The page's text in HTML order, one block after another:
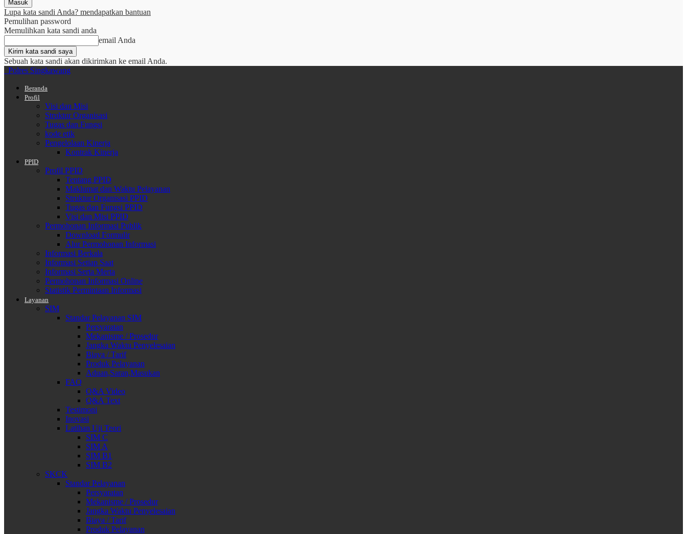
Lupa kata sandi Anda? mendapatkan bantuan
Pemulihan password
Memulihkan kata sandi anda
email Anda
Sebuah kata sandi akan dikirimkan ke email Anda.
Polres Singkawang
Beranda
Profil
Visi dan Misi
Struktur Organisasi
Tugas dan Fungsi
kode etik
Pengelolaan Kinerja
Kontrak Kinerja
PPID
Profil PPID
Tentang PPID
Maklumat dan Waktu Pelayanan
Struktur Organisasi PPID
Tugas dan Fungsi PPID
Visi dan Misi PPID
Permohonan Informasi Publik
Download Formulir
Alur Permohonan Informasi
Informasi Berkala
Informasi Setiap Saat
Informasi Serta Merta
Permohonan Informasi Online
Statistik Permintaan Informasi
Layanan
SIM
Standar Pelayanan SIM
Persyaratan
Mekanisme / Prosedur
Jangka Waktu Penyelesaian
Biaya / Tarif
Produk Pelayanan
Aduan,Saran,Masukan
FAQ
Q&A Video
Q&A Text
Testimoni
Inovasi
Latihan Uji Teori
SIM C
SIM A
SIM B1
SIM B2
SKCK
Standar Pelayanan
Persyaratan
Mekanisme / Prosedur
Jangka Waktu Penyelesaian
Biaya / Tarif
Produk Pelayanan